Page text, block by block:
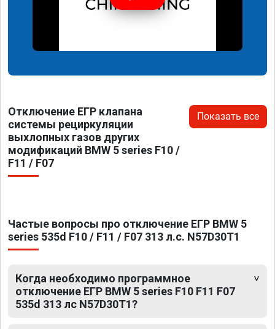
Отключение ЕГР клапана
системы рециркуляции
выхлопных газов других
модификаций BMW 5 series F10 /
F11 / F07
Показать все
Частые вопросы про отключение ЕГР BMW 5
series 535d F10 / F11 / F07 313 л.с. N57D30T1
Когда необходимо программное
отключение ЕГР BMW 5 series F10 F11 F07
535d 313 лс N57D30T1?